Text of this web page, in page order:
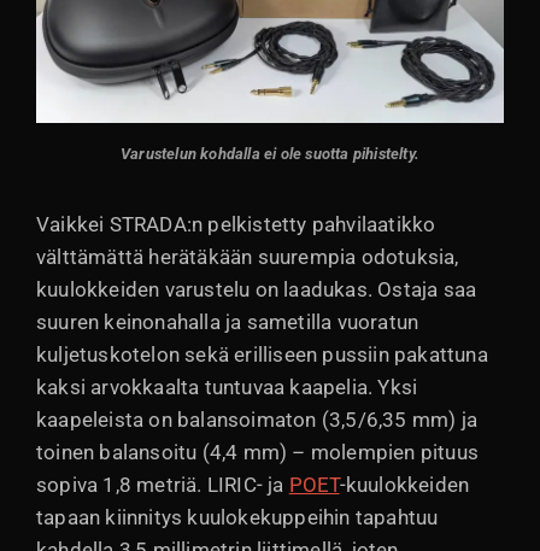
Varustelun kohdalla ei ole suotta pihistelty.
Vaikkei STRADA:n pelkistetty pahvilaatikko
välttämättä herätäkään suurempia odotuksia,
kuulokkeiden varustelu on laadukas. Ostaja saa
suuren keinonahalla ja sametilla vuoratun
kuljetuskotelon sekä erilliseen pussiin pakattuna
kaksi arvokkaalta tuntuvaa kaapelia. Yksi
kaapeleista on balansoimaton (3,5/6,35 mm) ja
toinen balansoitu (4,4 mm) – molempien pituus
sopiva 1,8 metriä. LIRIC- ja POET-kuulokkeiden
tapaan kiinnitys kuulokekuppeihin tapahtuu